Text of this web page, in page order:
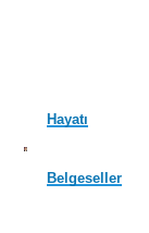
Hayatı
Belgeseller